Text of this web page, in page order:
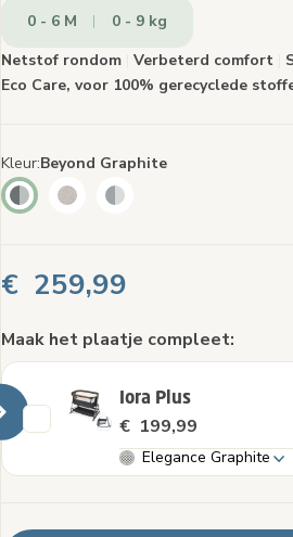
0 - 6 M
0 - 9 kg
Netstof rondom Verbeterd comfort
Eco Care, voor 100% gerecyclede
Kleur Beyond Graphite
€ 259,99
Maak het plaatje compleet:
Iora Plus
€ 199,99
Elegance Graphite